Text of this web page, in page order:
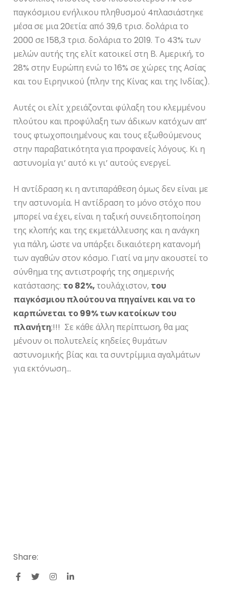
παγκόσμιου ενήλικου πληθυσμού 4πλασιάστηκε
μέσα σε μια 20ετία: από 39,6 τρισ. δολάρια το
2000 σε 158,3 τρισ. δολάρια το 2019. Το 43% των
μελών αυτής της ελίτ κατοικεί στη Β. Αμερική, το
28% στην Ευρώπη ενώ το 16% σε χώρες της Ασίας
και του Ειρηνικού (πλην της Κίνας και της Ινδίας).
Αυτές οι ελίτ χρειάζονται φύλαξη του κλεμμένου
πλούτου και προφύλαξη των άδικων κατόχων απ’
τους φτωχοποιημένους και τους εξωθούμενους
στην παραβατικότητα για προφανείς λόγους. Κι η
αστυνομία γι’ αυτό κι γι’ αυτούς ενεργεί.
Η αντίδραση κι η αντιπαράθεση όμως δεν είναι με
την αστυνομία. Η αντίδραση το μόνο στόχο που
μπορεί να έχει, είναι η ταξική συνειδητοποίηση
της κλοπής και της εκμετάλλευσης και η ανάγκη
για πάλη, ώστε να υπάρξει δικαιότερη κατανομή
των αγαθών στον κόσμο. Γιατί να μην ακουστεί το
σύνθημα της αντιστροφής της σημερινής
κατάστασης: το 82%,τουλάχιστον, του
παγκόσμιου πλούτου να πηγαίνει και να το
καρπώνεται το 99% των κατοίκων του
πλανήτη;!!! Σε κάθε άλλη περίπτωση, θα μας
μένουν οι πολυτελείς κηδείες θυμάτων
αστυνομικής βίας και τα συντρίμμια αγαλμάτων
για εκτόνωση…
Share: